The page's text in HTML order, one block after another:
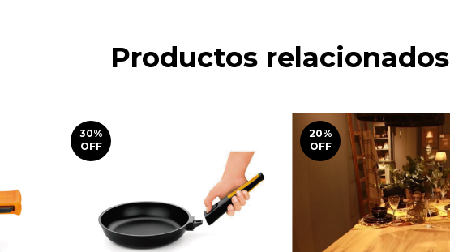
Productos relacionados
30%
OFF
20%
OFF